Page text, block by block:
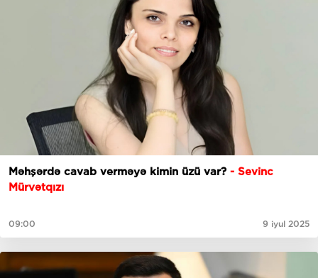
Məhşərdə cavab verməyə kimin üzü var? - Sevinc
Mürvətqızı
09:00 9 iyul 2025